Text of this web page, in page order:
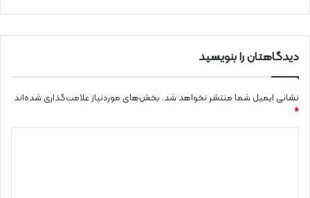
دیدگاهتان را بنویسید
نشانی ایمیل شما منتشر نخواهد شد. بخش‌های موردنیاز علامت‌گذاری شده‌اند
*